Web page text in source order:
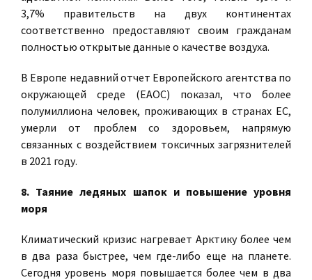
3,7% правительств на двух континентах
соответственно предоставляют своим гражданам
полностью открытые данные о качестве воздуха.
В Европе недавний отчет Европейского агентства по
окружающей среде (ЕАОС) показал, что более
полумиллиона человек, проживающих в странах ЕС,
умерли от проблем со здоровьем, напрямую
связанных с воздействием токсичных загрязнителей
в 2021 году.
8. Таяние ледяных шапок и повышение уровня
моря
Климатический кризис нагревает Арктику более чем
в два раза быстрее, чем где-либо еще на планете.
Сегодня уровень моря повышается более чем в два